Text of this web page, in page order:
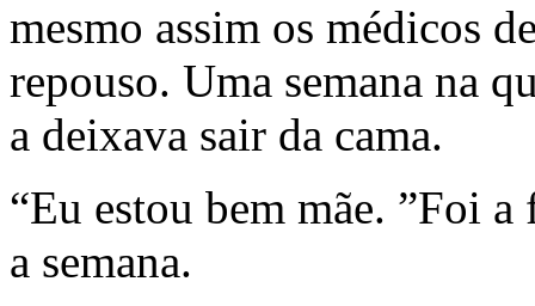
mesmo assim os médicos
repouso. Uma semana na
a deixava sair da cama.
“Eu estou bem mãe. ”Foi
a semana.